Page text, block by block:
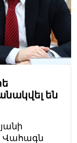
են
Վահագն